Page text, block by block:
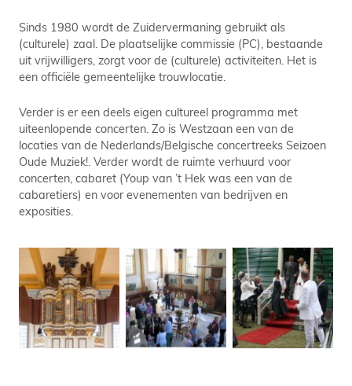
Sinds 1980 wordt de Zuidervermaning gebruikt als
(culturele) zaal. De plaatselijke commissie (PC), bestaande
uit vrijwilligers, zorgt voor de (culturele) activiteiten. Het is
een officiële gemeentelijke trouwlocatie.
Verder is er een deels eigen cultureel programma met
uiteenlopende concerten. Zo is Westzaan een van de
locaties van de Nederlands/Belgische concertreeks Seizoen
Oude Muziek!. Verder wordt de ruimte verhuurd voor
concerten, cabaret (Youp van ’t Hek was een van de
cabaretiers) en voor evenementen van bedrijven en
exposities.